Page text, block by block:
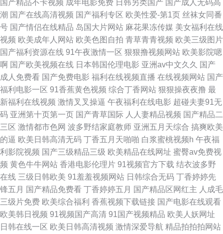
91爱爱一区 91白丝高潮 久久黄色网 日本少妇三级视频 国产高清一区二区 青
青草97超碰亚洲欧美经典丝袜福利 久久黄色影院少妇 91熟女首页 操操必 欧
美专区六 福利导航第一福利站 欧美XXXX又 男女啪啪视频网站 黑丝国产在
线观看 91www色 91xx黄 欧美日本国产综合 成人五码在线观看 麻豆日韩91
视频 婷婷色播导航 久久视频网 97超碰情色在线 国产精品久久久久久久久婷
婷 久久天天操 俺去搞俺去也 免费精产av国品 日韩欧美另类国产中文 黑丝综
合 91白虎在线看 亚洲色大成人网WWW 狼友自拍2017 99色美女 国产第11
页 亚洲色婷婷基地 久久综合 91视屏免费看 91资源超碰总站 蜜芽成人社区
97电影院网手机版 www91CC0m 免费能看的AV 99视频 国产肛交合集 日韩
在线视频导航 狼人AV论坛 国产操逼内射陈晨 日韩美女主播福利ab 天美mv
国产精品不卡视频 成年电影免费 日韩另类国产 国产成人无码高
潮 国产在线高清视频 国产福利专区 欧美性爱-第1页 丝袜女同番
号 国产情侣在线精品 岛国大片网站 麻花果冻传媒 美女福利在线
视频 欧美成年人网站 欧美色图自拍 青草青青视频 欧美三级图片
国产福利资源在线 91午夜激情一区 狠狠撸视频网站 欧美影院嗯
啊 国产欧美视频在线 日本韩国伦理电影 亚洲av中文久久 国产
成人免费看 国产免费电影 福利在线视频直播 在线视频网站 国产
福利电影一区 91香蕉黄色视频 综合丁香网站 狠狠操夜夜撸 最
新福利在线视频 激情叉叉操逼 午夜福利在线电影 超碰夫妻91无
码 亚洲第十页第一页 国产青草国际 人人妻精品视频 国产精品二
三区 激情都市色网 波多野结家庭教师 亚洲五月天综合 搞爽欧美
的逼 欧美日韩高清无码 丁香五月天啪啪 白浆蜜桃视频h 午夜福
利影院视频 国产三级精品三级 欧美精品在线网址 蜜臀av免费视
频 黄色牛牛网站 香港电影伦理片 91视频官方下载 结衣波多野
在线 三级日韩欧美 91羞羞视频网站 日韩综合无码 丁香婷婷先
锋五月 国产精品免费看 丁香婷婷五月 国产精品区网红主 人成毛
三级片免费 欧美综合福利 香蕉视频下载链接 国产电影在线观看
欧美韩日视频 91视频国产高清 91国产视频精品 欧美人妖网址
日韩在线一区 欧美日韩高清视频 激情深爱导航 精品拍拍拍网站